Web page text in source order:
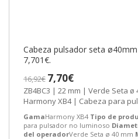
Cabeza pulsador seta
7,701€.
16,92€ 7,70€
ZB4BC3 | 22 mm | Verde Seta
Harmony XB4 | Cabeza para
GamaHarmony XB4 Tipo de
para pulsador no luminoso
del operadorVerde Seta ø 40 mm